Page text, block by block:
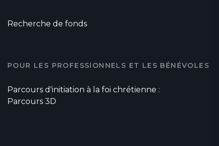
Recherche de fonds
POUR LES PROFESSIONNELS ET LES BÉNÉVOLES
Parcours d'initiation à la foi chrétienne :
Parcours 3D